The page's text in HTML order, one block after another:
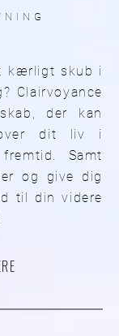
kærligt skub i
Clairvoyance
der kan
dit liv i
Samt
og give dig
til din videre